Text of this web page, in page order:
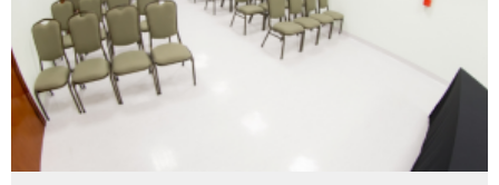
L3
L4